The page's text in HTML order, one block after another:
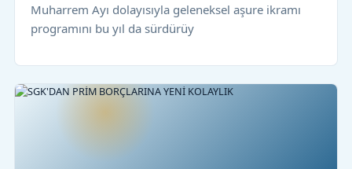
Muharrem Ayı dolayısıyla geleneksel aşure ikramı
programını bu yıl da sürdürüy